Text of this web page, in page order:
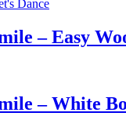
– Easy
– White